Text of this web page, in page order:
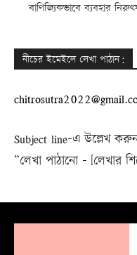
বাণিজ্যিকভাবে ব্যবহার
নীচের ইমেইলে লেখা পাঠান:
Subject line-এ উল্লেখ
“লেখা পাঠানো – [লেখার